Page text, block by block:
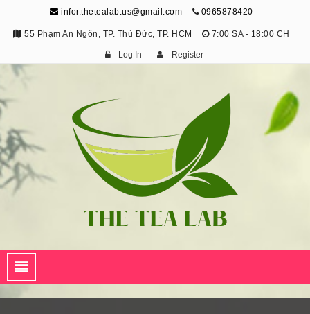
infor.thetealab.us@gmail.com 0965878420
55 Phạm An Ngôn, TP. Thủ Đức, TP. HCM 7:00 SA - 18:00 CH
Log In Register